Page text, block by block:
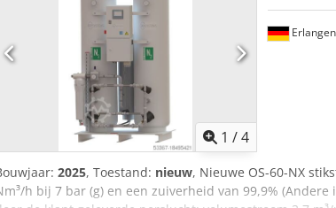
1 /4
Erlangen
2025, Toestand: nieuw, Nieuwe OS-60-NX
h bij 7 bar (g) en een zuiverheid van 99,9%